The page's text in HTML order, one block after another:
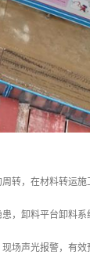
转，在材料转运
，卸料平台卸料
场声光报警，有